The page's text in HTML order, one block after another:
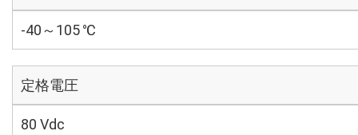
-40～105 ℃
定格電圧
80 Vdc